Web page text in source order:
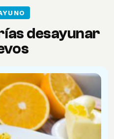
desayunar